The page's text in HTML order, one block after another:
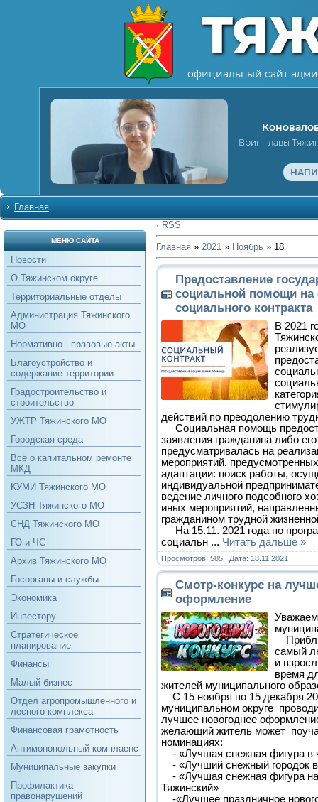
официальный сайт
Врип главы
Главная
МЕНЮ САЙТА
Новости
О Тяжинском округе
Территориальные отделы
Администрация Тяжинского
МО
Нормативно - правовые акты
Благоустройство и
содержание территории
Градостроительство и
строительство
УЖТР Тяжинского МО
Городская среда
Всё о капитальном ремонте
МКД
КУМИ Тяжинского МО
УСЗН Тяжинского МО
СНД Тяжинского МО
ГО и ЧС
Архив Тяжинского МО
Госорганы и службы
Экономика
Инвестору
Стратегическое
планирование
Финансы
Малый бизнес
Отдел агропромышленного и
лесного комплекса
Финансовая грамотность
Антимонопольный комплаенс
Муниципальные закупки
Профилактика
правонарушений
· RSS
Главная » 2021 » Ноябрь » 18
Предоставление
социальной помощи на
социального контракта
В 2021
действий по преодолению
Социальная помощь
заявления гражданина либо
предусматривалась на
мероприятий,
адаптации: поиск работы,
индивидуальной
ведение личного подсобного
иных мероприятий,
гражданином трудной
На 15.11. 2021 года по
социальн ... Читать дальше »
Просмотров: 585 | Дата: 18.11.2021
Смотр-конкурс на
оформление
самый
и
время
жителей муниципального
С 15 ноября по 15 декабря
муниципальном округе
лучшее новогоднее
желающий житель может
номинациях:
- «Лучшая снежная фигура в
- «Лучший снежный городок в
- «Лучшая снежная фигура
Тяжинский»
-«Лучшее праздничное